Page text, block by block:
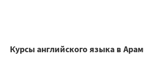
Курсы английского языка в